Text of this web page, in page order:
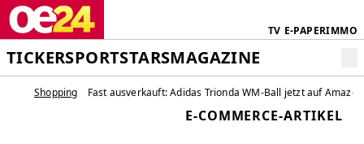
TV E-PAPERIMMO
TICKERSPORTSTARSMAGAZINE
Shopping Fast ausverkauft: Adidas Trionda WM-Ball jetzt auf
E-COMMERCE-ARTIKEL